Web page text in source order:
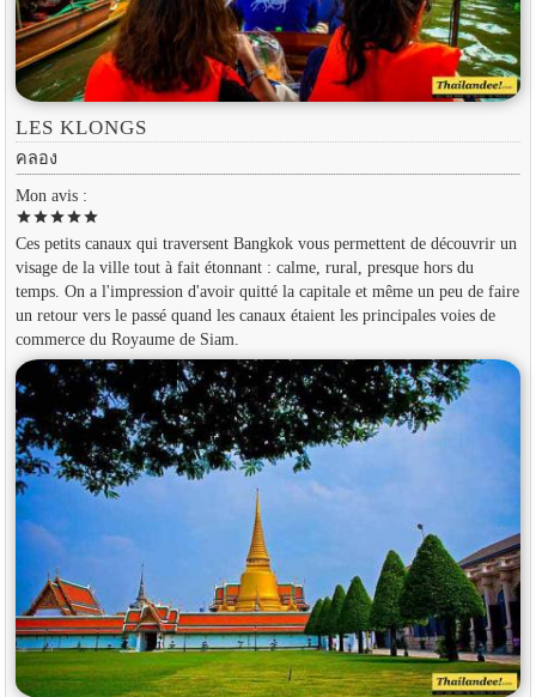
LES KLONGS
คลอง
Mon avis :
starstarstarstarstar
Ces petits canaux qui traversent Bangkok vous permettent de découvrir un
visage de la ville tout à fait étonnant : calme, rural, presque hors du
temps. On a l'impression d'avoir quitté la capitale et même un peu de faire
un retour vers le passé quand les canaux étaient les principales voies de
commerce du Royaume de Siam.